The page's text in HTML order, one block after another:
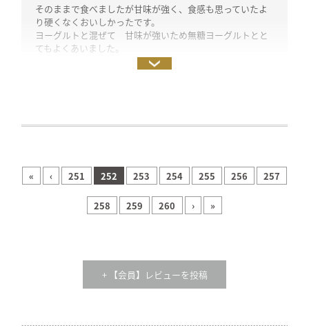
ました。
きな粉の香りにしてみるのも意外と美味しいです♪
投稿日：2020年2月29日（試食モニター）
そのままで食べましたが甘味が強く、食感も思っていたよ
り硬くなくおいしかったです。
ヨーグルトと混ぜて 甘味が強いため無糖ヨーグルトとと
てもよくあいました。
« ‹ 251 252 253 254 255 256 257
258 259 260 › »
+ 【会員】レビューを投稿